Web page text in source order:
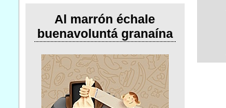
Al marrón échale
buenavoluntá granaína